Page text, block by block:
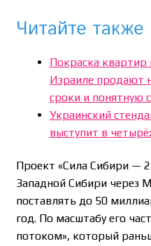
Читайте также
Покраска
Израиле продают
сроки и понятную
Украинский
выступит в
Проект «Сила Сибири —
Западной Сибири через
поставлять до 50
год. По масштабу его
потоком», который